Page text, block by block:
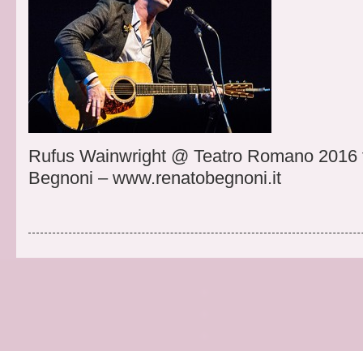
Rufus Wainwright @ Teatro Romano
Begnoni – www.renatobegnoni.it